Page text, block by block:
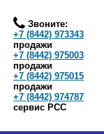
Звоните:
+7 (8442) 973343
продажи
+7 (8442) 975003
продажи
+7 (8442) 975015
продажи
+7 (8442) 974787
сервис РСС